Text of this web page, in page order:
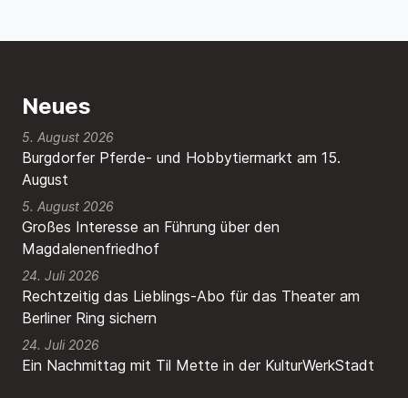
Neues
Burgdorfer Pferde- und Hobbytiermarkt am 15.
August
5. August 2026
Großes Interesse an Führung über den
Magdalenenfriedhof
5. August 2026
Rechtzeitig das Lieblings-Abo für das Theater am
Berliner Ring sichern
24. Juli 2026
Ein Nachmittag mit Til Mette in der KulturWerkStadt
24. Juli 2026